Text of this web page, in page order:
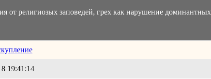
от религиозых заповедей, грех как нарушение
19:41:14